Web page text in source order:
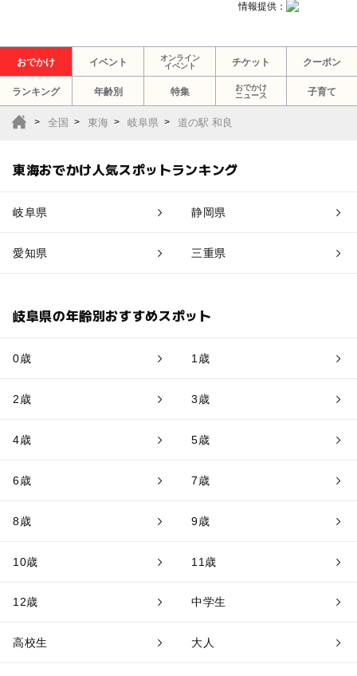
情報提供：
おでかけ イベント
オンライン
イベント
チケット クーポン
ランキング 年齢別 特集
おでかけ
ニュース
子育て
全国 東海 岐阜県 道の駅 和良
東海おでかけ人気スポットランキング
岐阜県 静岡県
愛知県 三重県
岐阜県の年齢別おすすめスポット
0歳 1歳
2歳 3歳
4歳 5歳
6歳 7歳
8歳 9歳
10歳 11歳
12歳 中学生
高校生 大人